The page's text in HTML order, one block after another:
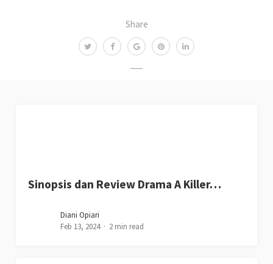
Share
Sinopsis dan Review Drama A Killer…
Diani Opiari
Feb 13, 2024
2 min read